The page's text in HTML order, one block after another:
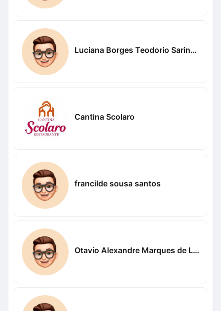
Luciana Borges Teodorio Sarinho
Cantina Scolaro
francilde sousa santos
Otavio Alexandre Marques de Lima